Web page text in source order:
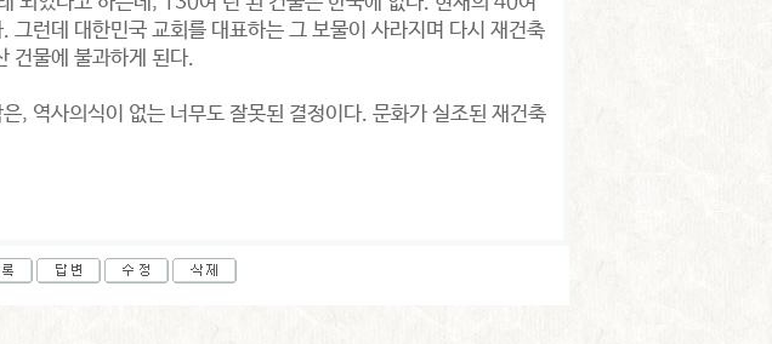
그런데 대한민국 교회를 대표하는 그 보물이 사라지며 다시 재건축
건물에 불과하게 된다.
, 역사의식이 없는 너무도 잘못된 결정이다. 문화가 실조된 재건축